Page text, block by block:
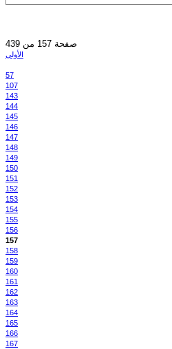
صفحة 157 من 439
الأولى
57
107
143
144
145
146
147
148
149
150
151
152
153
154
155
156
157
158
159
160
161
162
163
164
165
166
167